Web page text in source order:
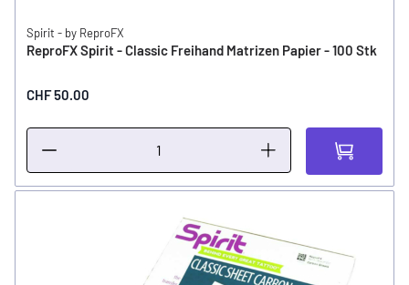
Spirit - by ReproFX
ReproFX Spirit - Classic Freihand Matrizen Papier - 100 Stk
CHF 50.00